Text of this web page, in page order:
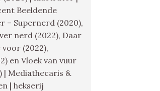
Beeldende
– Supernerd (2020),
nerd (2022), Daar
(2022),
en Vloek van vuur
| Mediathecaris &
| hekserij